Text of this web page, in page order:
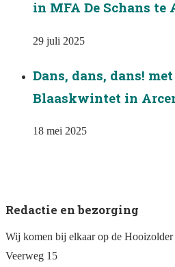
in MFA De Schans te
29 juli 2025
Dans, dans, dans!
Blaaskwintet in
18 mei 2025
Redactie en bezorging
Wij komen bij elkaar op de
Veerweg 15